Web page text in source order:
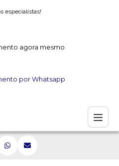
especialistas!
agora mesmo
por Whatsapp